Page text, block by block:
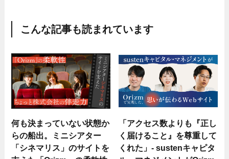
こんな記事も読まれています
何も決まっていない状態か
らの船出。ミニシアター
「シネマリス」のサイトを
「アクセス数よりも『正し
く届けること』を尊重して
くれた」- sustenキャピタ